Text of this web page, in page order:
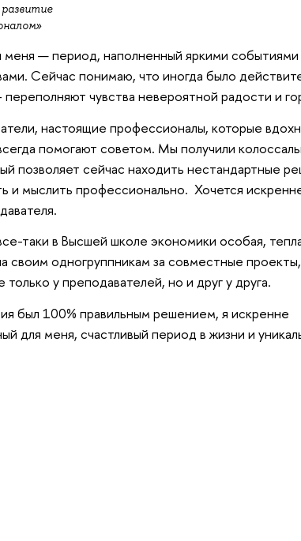
меня — период, наполненный яркими событиями
Сейчас понимаю, что иногда было
чувства невероятной радости и
настоящие профессионалы, которые
помогают советом. Мы получили
позволяет сейчас находить нестандартные
и мыслить профессионально. Хочется
таки в Высшей школе экономики особая,
своим одногруппникам за совместные проекты,
у преподавателей, но и друг у друга.
был 100% правильным решением, я искренне
для меня, счастливый период в жизни и